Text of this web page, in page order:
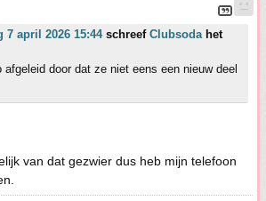
7 april 2026 15:44schreef Clubsodahet
door dat ze niet eens een nieuw deel
van dat gezwier dus heb mijn telefoon